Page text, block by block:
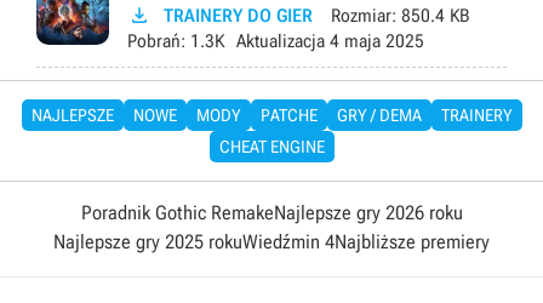
 TRAINERY DO GIER Rozmiar: 850.4 KB
Pobrań: 1.3K Aktualizacja 4 maja 2025
NAJLEPSZE NOWE MODY PATCHE GRY / DEMA
TRAINERY
CHEAT ENGINE
Poradnik Gothic RemakeNajlepsze gry 2026 roku
Najlepsze gry 2025 rokuWiedźmin 4Najbliższe premiery